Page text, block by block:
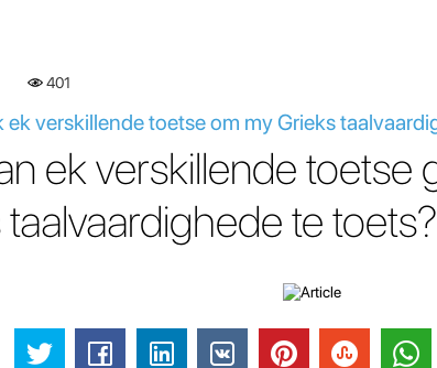
402
ek verskillende toetse om my Grieks
ek verskillende toetse
taalvaardighede te toets?